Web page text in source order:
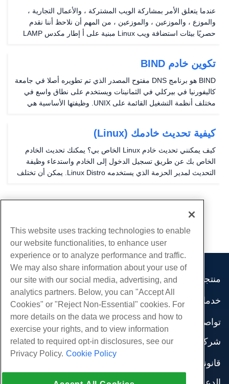
عندما يتعلق الأمر بمشاركة الويب المشتركة ، والأعمال التجارية ،
والموزع ، والموزعين ، والموزعين ، من المهم أن نلاحظ أننا نقدم
حصريًا بيئات استضافة ويب Linux مبنية على أ إطار مكدس LAMP
تكوين خادم BIND
BIND هو برنامج DNS مفتوح المصدر الذي تم تطويره أصلا في جامعة
كاليفورنيا في بيركلي في الثمانينات ويستخدم على نطاق واسع في
مختلف أنظمة التشغيل القائمة على UNIX. وظيفتها الأساسية هي
كيفية تحديث خادمك (Linux)
كيف يمكنني تحديث خادم Linux الخاص بي؟ يمكنك تحديث الخادم
الخاص بك عن طريق تسجيل الدخول إلى الخادم واستدعاء وظيفة
التحديث لمدير الحزمة الذي يستخدمه Linux Distro. يمكن أن تختلف
منتجات
استضافة الموقع
استضافة الأعمال
موزع استضافة
موزع العلامة البيضاء
إدارة لينكس VPS
لينكس غير المدارة VPS
خدمات
هجرات الموقع
تواصل اجتماعي
وثائق المنتج
مدونة
شركة
اتصل بنا
قانوني
شروط الخدمة
This website uses tracking technologies to enable
our website functionalities, to enhance user
experience or to analyze performance and traffic.
We may also share information about your use of
our site with our social media, advertising, and
analytics partners. Below, you can "Accept All
Cookies" or "Reject Non-Essential" cookies. For
more details on the data we process and how to
exercise your rights, and to view information
related to required opt-in disclosures, see our
Privacy Policy. Cookie Policy